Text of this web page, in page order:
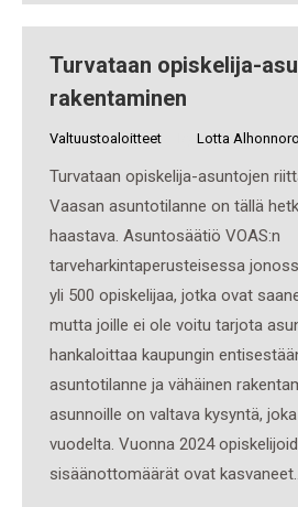
Turvataan opiskelija-
rakentaminen
Valtuustoaloitteet Lotta Alhonnoro
Turvataan opiskelija-asuntojen
Vaasan asuntotilanne on tällä
haastava. Asuntosäätiö VOAS:n
tarveharkintaperusteisessa
yli 500 opiskelijaa, jotka ovat
mutta joille ei ole voitu tarjota
hankaloittaa kaupungin
asuntotilanne ja vähäinen
asunnoille on valtava kysyntä,
vuodelta. Vuonna 2024
sisäänottomäärät ovat